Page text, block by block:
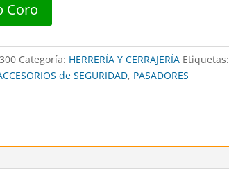
Coro
Categoría: HERRERÍA Y CERRAJERÍA Etiquetas:
de SEGURIDAD, PASADORES